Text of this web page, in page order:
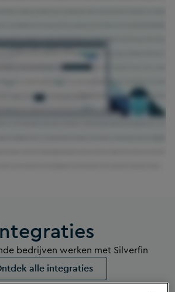
Integraties
bedrijven werken met Silverfin
alle integraties